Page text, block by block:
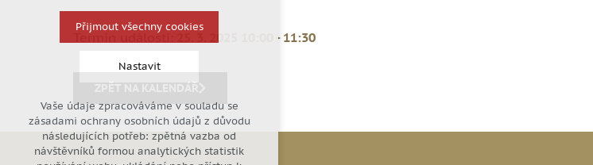
Termín události: - 11:30
Přijmout všechny cookies
Nastavit
Technická cookies
nutná pro provozování webu
udržení kontextu stránek (session):
Vaše údaje zpracováváme v souladu se
zásadami ochrany osobních údajů z důvodu
následujících potřeb: zpětná vazba od
návštěvníků formou analytických statistik